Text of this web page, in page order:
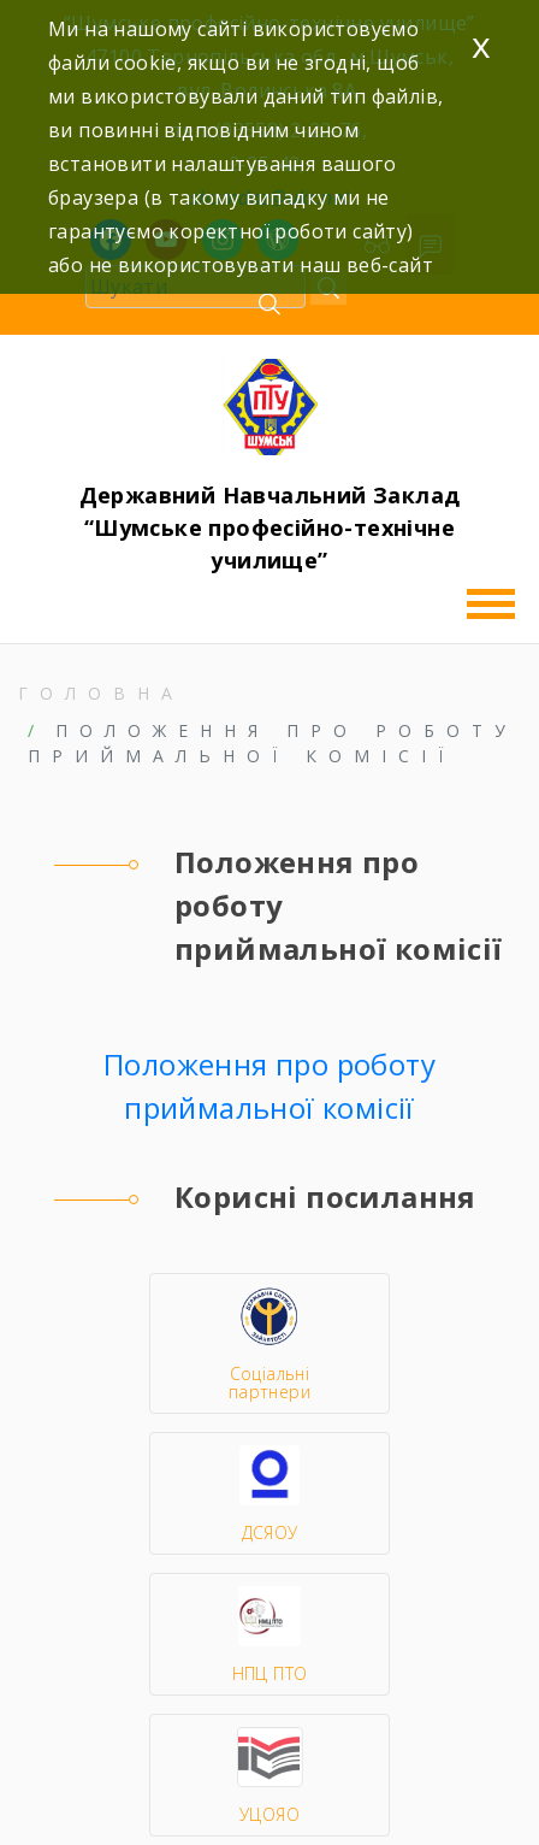
content
“Шумське професійно-технічне училище”
47100 Тернопільська обл., м.Шумськ,
вул. Волинська 8А,
тел: (03558) 2-22-76,
2-25-42,
shumdnz@ukr.net
facebookyoutubeinstagramwordpress
Державний Навчальний Заклад
“Шумське професійно-технічне
училище”
ГОЛОВНА
ПОЛОЖЕННЯ ПРО РОБОТУ
ПРИЙМАЛЬНОЇ КОМІСІЇ
Положення про
роботу
приймальної комісії
Положення про роботу
приймальної комісії
Корисні посилання
Соціальні
партнери
ДСЯОУ
НПЦ ПТО
УЦОЯО
Ми на нашому сайті використовуємо
файли cookie, якщо ви не згодні, щоб
ми використовували даний тип файлів,
ви повинні відповідним чином
встановити налаштування вашого
браузера (в такому випадку ми не
гарантуємо коректної роботи сайту)
або не використовувати наш веб-сайт
x